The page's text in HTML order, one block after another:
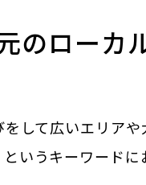
のローカ
して広いエリア
いうキーワード